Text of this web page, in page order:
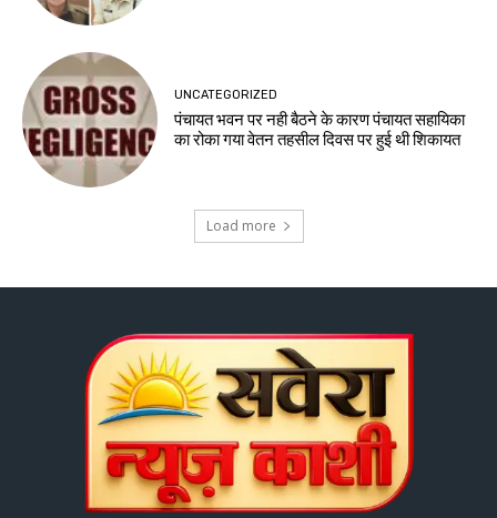
UNCATEGORIZED
पंचायत भवन पर नही बैठने के कारण पंचायत सहायिका
का रोका गया वेतन तहसील दिवस पर हुई थी शिकायत
Load more